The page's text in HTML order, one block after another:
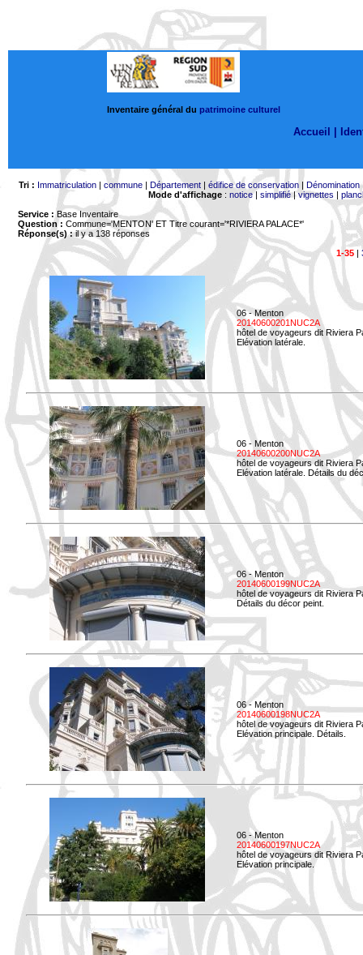
Inventaire général du patrimoine culturel
Accueil |
Tri : Immatriculation| commune| Département| édifice de conservation| Dénomination
Mode d'affichage: notice| simplifié|vignettes |
Service : Base Inventaire
Question : Commune='MENTON' ET Titre courant='*RIVIERA PALACE*'
Réponse(s) :il y a 138 réponses
1-35|
06 - Menton
20140600201NUC2A
hôtel de voyageurs dit Riviera
Elévation latérale.
06 - Menton
20140600200NUC2A
hôtel de voyageurs dit Riviera
Elévation latérale. Détails du
06 - Menton
20140600199NUC2A
hôtel de voyageurs dit Riviera
Détails du décor peint.
06 - Menton
20140600198NUC2A
hôtel de voyageurs dit Riviera
Elévation principale. Détails.
06 - Menton
20140600197NUC2A
hôtel de voyageurs dit Riviera
Elévation principale.